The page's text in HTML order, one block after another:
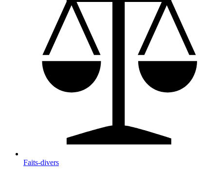
Faits-divers